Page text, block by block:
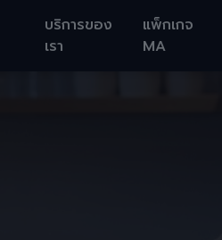
บริการของ
เรา
แพ็กเกจ
MA